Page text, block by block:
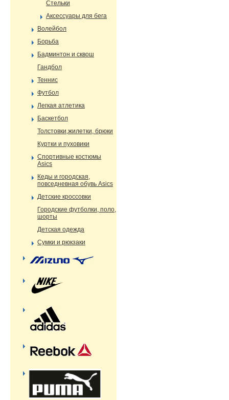
Стельки
Аксессуары для бега
Волейбол
Борьба
Бадминтон и сквош
Гандбол
Теннис
Футбол
Легкая атлетика
Баскетбол
Толстовки,жилетки, брюки
Куртки и пуховики
Спортивные костюмы
Asics
Кеды и городская,
повседневная обувь Asics
Детские кроссовки
Городские футболки, поло,
шорты
Детская одежда
Сумки и рюкзаки